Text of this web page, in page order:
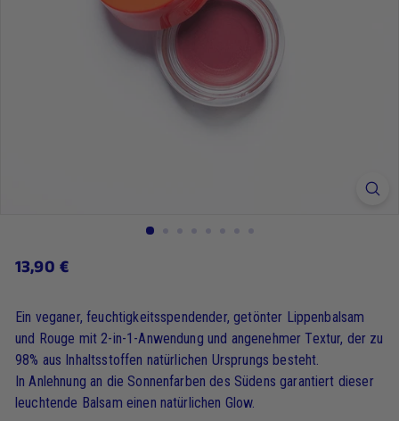
Regulärer
13,90 €13,90
Ein veganer, feuchtigkeitsspendender, getönter Lippenbalsam
und Rouge mit 2-in-1-Anwendung und angenehmer Textur, der zu
98% aus Inhaltsstoffen natürlichen Ursprungs besteht.
In Anlehnung an die Sonnenfarben des Südens garantiert dieser
leuchtende Balsam einen natürlichen Glow.